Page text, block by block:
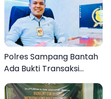
Polres Sampang Bantah
Ada Bukti Transaksi
dalam Kasus Rudapaksa
Anak 27 Tersangka